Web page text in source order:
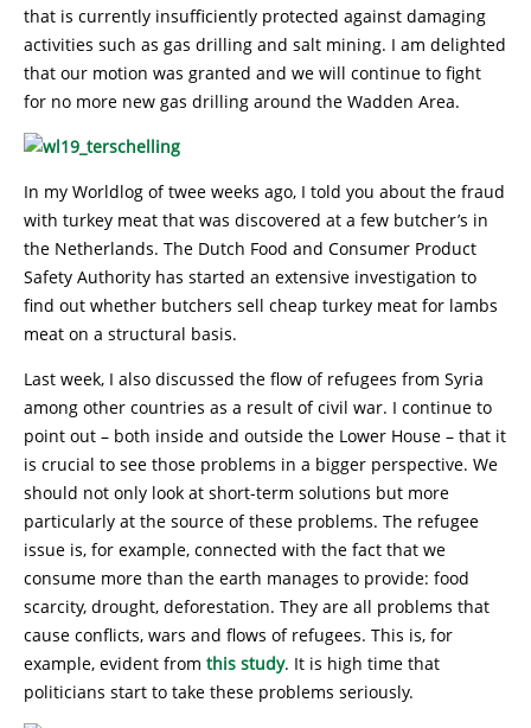
that is currently insufficiently protected against damaging
activities such as gas drilling and salt mining. I am delighted
that our motion was granted and we will continue to fight
for no more new gas drilling around the Wadden Area.
In my Worldlog of twee weeks ago, I told you about the fraud
with turkey meat that was discovered at a few butcher’s in
the Netherlands. The Dutch Food and Consumer Product
Safety Authority has started an extensive investigation to
find out whether butchers sell cheap turkey meat for lambs
meat on a structural basis.
Last week, I also discussed the flow of refugees from Syria
among other countries as a result of civil war. I continue to
point out – both inside and outside the Lower House – that it
is crucial to see those problems in a bigger perspective. We
should not only look at short-term solutions but more
particularly at the source of these problems. The refugee
issue is, for example, connected with the fact that we
consume more than the earth manages to provide: food
scarcity, drought, deforestation. They are all problems that
cause conflicts, wars and flows of refugees. This is, for
example, evident from this study. It is high time that
politicians start to take these problems seriously.